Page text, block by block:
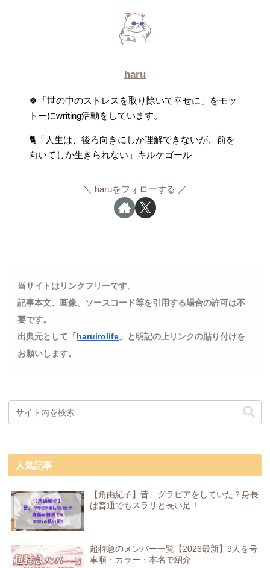
haru
🍀「世の中のストレスを取り除いて幸せに」をモッ
トーにwriting活動をしています。
🐈「人生は、後ろ向きにしか理解できないが、前を
向いてしか生きられない」キルケゴール
haruをフォローする
当サイトはリンクフリーです。
記事本文、画像、ソースコード等を引用する場合の許可は不
要です。
出典元として「 haruirolife 」と明記の上リンクの貼り付けを
お願いします。
人気記事
【角由紀子】昔、グラビアをしていた？身長
は普通でもスラリと長い足！
超特急のメンバー一覧【2026最新】9人を号
車順・カラー・本名で紹介